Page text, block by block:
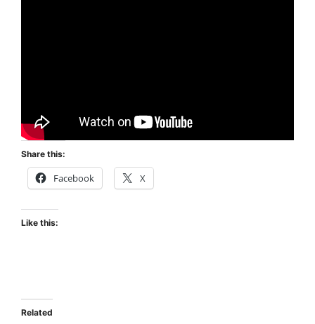
Share this:
Facebook X
Like this:
Related